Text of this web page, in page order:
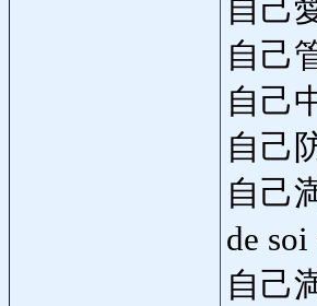
自己
自己
自己
自己
自己
de
自己